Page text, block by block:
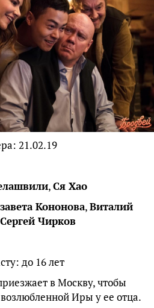
21.02.19
,Ся Хао
Кононова,Виталий
Сергей Чирков
до 16 лет
в Москву, чтобы
Иры у ее отца.